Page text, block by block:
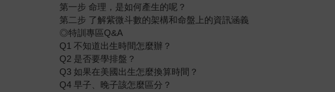
第一步 命理，是如何產生的呢？
第二步 了解紫微斗數的架構和命盤上的資訊涵義
◎特訓專區Q&A
Q1 不知道出生時間怎麼辦？
Q2 是否要學排盤？
Q3 如果在美國出生怎麼換算時間？
Q4 早子、晚子該怎麼區分？